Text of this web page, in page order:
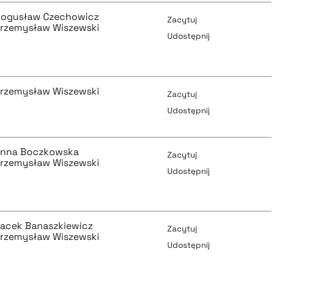
pobierz cytat
pobierz cytat
Czechowicz
Wiszewski
Zacytuj
Udostępnij
pobierz cytat
pobierz cytat
Wiszewski
Zacytuj
Udostępnij
pobierz cytat
Boczkowska
Wiszewski
Zacytuj
Udostępnij
Banaszkiewicz
Wiszewski
Zacytuj
Udostępnij